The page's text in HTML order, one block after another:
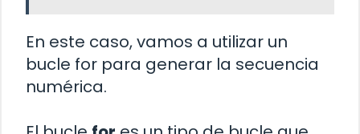
En este caso, vamos a utilizar un
bucle for para generar la secuencia
numérica.